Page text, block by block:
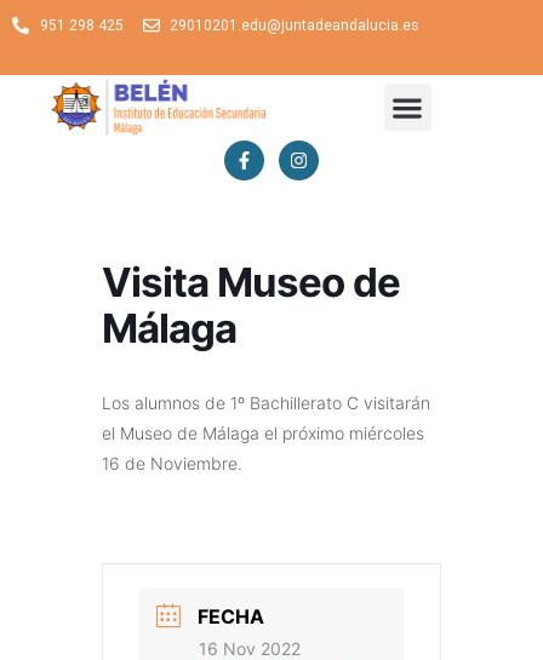
951 298 425 29010201.edu@juntadeandalucia.es
Visita Museo de
Málaga
Los alumnos de 1º Bachillerato C visitarán
el Museo de Málaga el próximo miércoles
16 de Noviembre.
FECHA
16 Nov 2022